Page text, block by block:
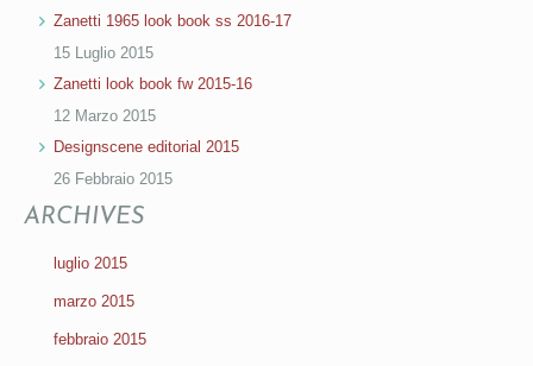
Zanetti 1965 look book ss 2016-17
15 Luglio 2015
Zanetti look book fw 2015-16
12 Marzo 2015
Designscene editorial 2015
26 Febbraio 2015
ARCHIVES
luglio 2015
marzo 2015
febbraio 2015